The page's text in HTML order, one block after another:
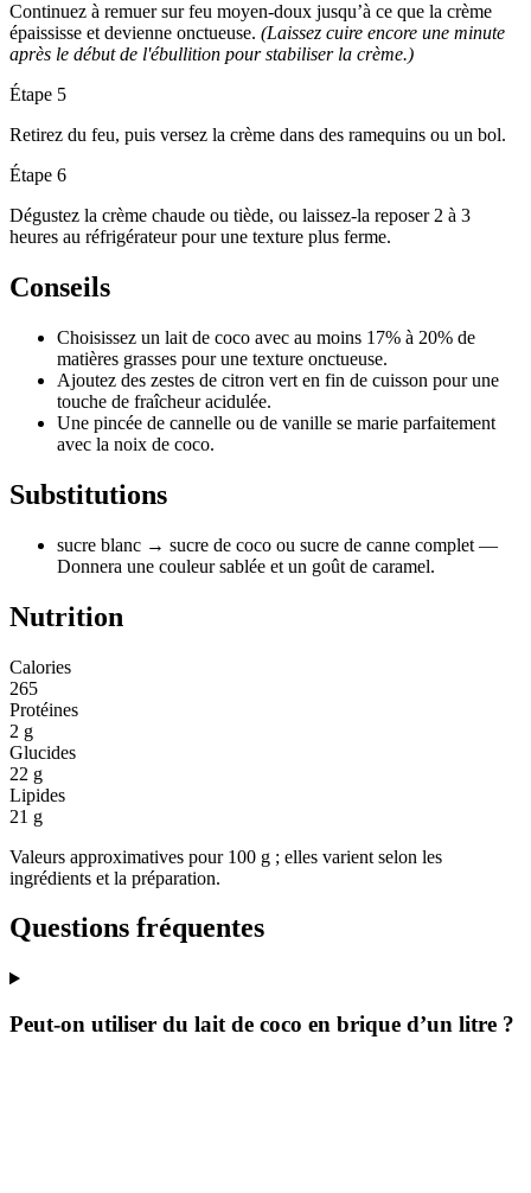
Continuez à remuer sur feu moyen-doux jusqu’à ce que la crème
épaississe et devienne onctueuse. (Laissez cuire encore une minute
après le début de l'ébullition pour stabiliser la crème.)
Étape 5
Retirez du feu, puis versez la crème dans des ramequins ou un bol.
Étape 6
Dégustez la crème chaude ou tiède, ou laissez-la reposer 2 à 3
heures au réfrigérateur pour une texture plus ferme.
Conseils
Choisissez un lait de coco avec au moins 17% à 20% de
matières grasses pour une texture onctueuse.
Ajoutez des zestes de citron vert en fin de cuisson pour une
touche de fraîcheur acidulée.
Une pincée de cannelle ou de vanille se marie parfaitement
avec la noix de coco.
Substitutions
sucre blanc → sucre de coco ou sucre de canne complet —
Donnera une couleur sablée et un goût de caramel.
Nutrition
Calories
265
Protéines
2 g
Glucides
22 g
Lipides
21 g
Valeurs approximatives pour 100 g ; elles varient selon les
ingrédients et la préparation.
Questions fréquentes
Peut-on utiliser du lait de coco en brique d’un litre ?